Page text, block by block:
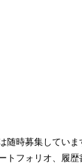
随時募集していま
トフォリオ、履